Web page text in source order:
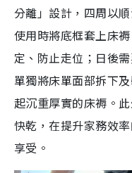
分離」設計，四周以
使用時將底框套上床
定、防止走位；日後
單獨將床單面部拆下
起沉重厚實的床褥。
快乾，在提升家務效
享受。